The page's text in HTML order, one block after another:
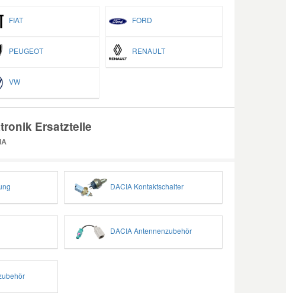
FIAT FORD
PEUGEOT RENAULT
VW
Ersatzteile
DACIA Kontaktschalter
DACIA Antennenzubehör